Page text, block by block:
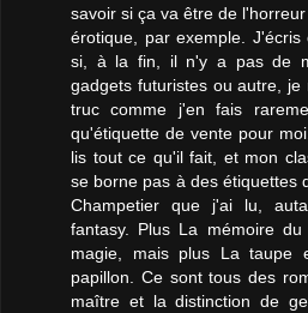
savoir si ça va être de
érotique, par exemple.
si, à la fin, il n'y a pas de
gadgets futuristes ou autre,
truc comme j'en fais
qu'étiquette de vente pour
lis tout ce qu'il fait, et mon
se borne pas à des étiquettes
Champetier que j'ai lu,
fantasy. Plus La mémoire
magie, mais plus La taupe
papillon. Ce sont tous des
maître et la distinction de